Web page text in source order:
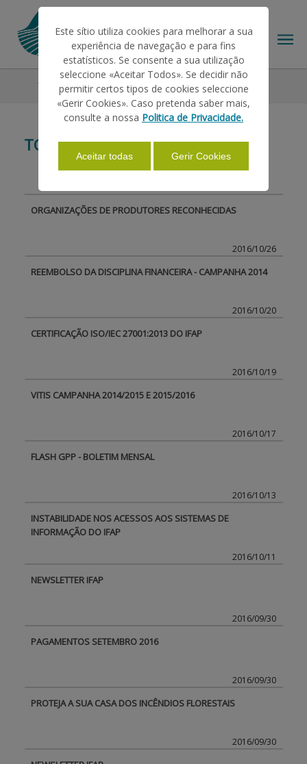
AJUDAS/APOIOS
INFORMAÇÕES
APOIO AO BENEFICIÁRIO
Todas as Notícias
TODAS AS NOTÍCIAS
ORGANIZAÇÕES DE PRODUTORES RECONHECIDAS
2016/10/26
REEMBOLSO DA DISCIPLINA FINANCEIRA - CAMPANHA 2014
2016/10/20
CERTIFICAÇÃO ISO/IEC 27001:2013 DO IFAP
2016/10/19
VITIS CAMPANHA 2014/2015 E 2015/2016
2016/10/17
FLASH GPP - BOLETIM MENSAL
2016/10/13
INSTABILIDADE NOS ACESSOS AOS SISTEMAS DE
INFORMAÇÃO DO IFAP
2016/10/11
NEWSLETTER IFAP
2016/09/30
PAGAMENTOS SETEMBRO 2016
2016/09/30
PROTEJA A SUA CASA DOS INCÊNDIOS FLORESTAIS
2016/09/30
Este sítio utiliza cookies para melhorar a sua
experiência de navegação e para fins
estatísticos. Se consente a sua utilização
seleccione «Aceitar Todos». Se decidir não
permitir certos tipos de cookies seleccione
«Gerir Cookies». Caso pretenda saber mais,
consulte a nossa Politica de Privacidade.
Aceitar todas Gerir Cookies